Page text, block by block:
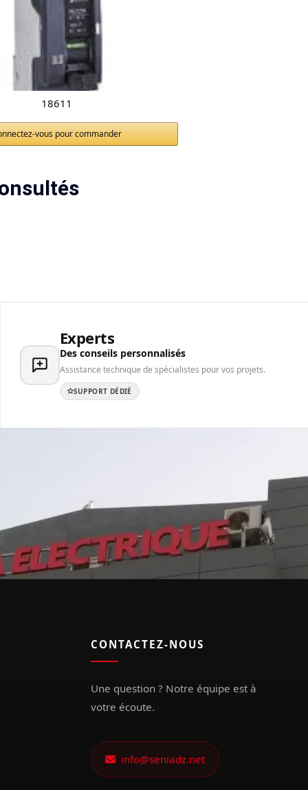
18611
vous pour commander
Experts
Des conseils personnalisés
Assistance technique de spécialistes pour vos projets.
SUPPORT DÉDIÉ
CONTACTEZ-NOUS
Une question ? Notre équipe est à
votre écoute.
info@seniadz.net